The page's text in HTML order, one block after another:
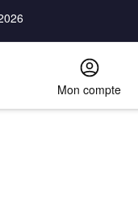
Mon compte